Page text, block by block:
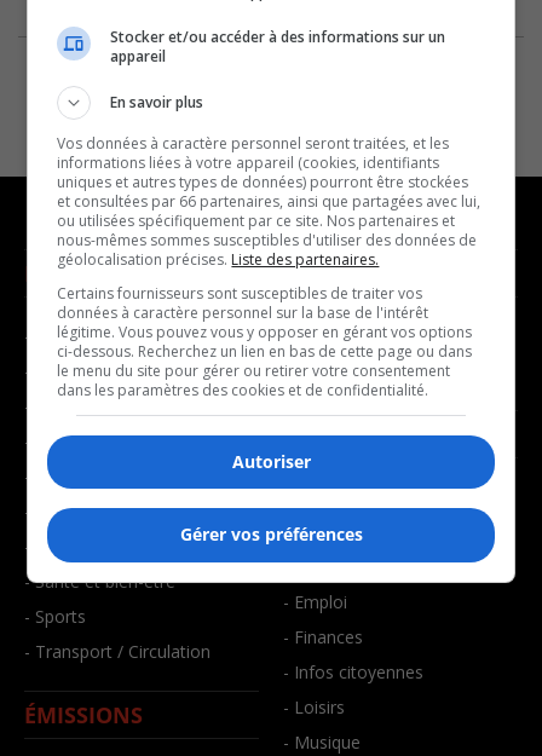
NOUVELLES
- Affaires municipales
- Communauté / Social
- Culture
- Économie
- Éducation
- Environnement
- Faits divers
- Santé et bien-être
- Sports
- Transport / Circulation
ÉMISSIONS
MUSIQUE
- Décompte franco
- Joué récemment
BALADOS
- Art de vivre
- Bien-être
- Emploi
- Finances
- Infos citoyennes
- Loisirs
- Musique
Stocker et/ou accéder à des informations sur un
appareil
En savoir plus
Vos données à caractère personnel seront traitées, et les
informations liées à votre appareil (cookies, identifiants
uniques et autres types de données) pourront être stockées
et consultées par 66 partenaires, ainsi que partagées avec lui,
ou utilisées spécifiquement par ce site. Nos partenaires et
nous-mêmes sommes susceptibles d'utiliser des données de
géolocalisation précises. Liste des partenaires.
Certains fournisseurs sont susceptibles de traiter vos
données à caractère personnel sur la base de l'intérêt
légitime. Vous pouvez vous y opposer en gérant vos options
ci-dessous. Recherchez un lien en bas de cette page ou dans
le menu du site pour gérer ou retirer votre consentement
dans les paramètres des cookies et de confidentialité.
Autoriser
Gérer vos préférences